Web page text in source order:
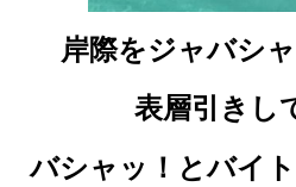
岸際をジャバシ
表層引きし
バシャッ！とバイ